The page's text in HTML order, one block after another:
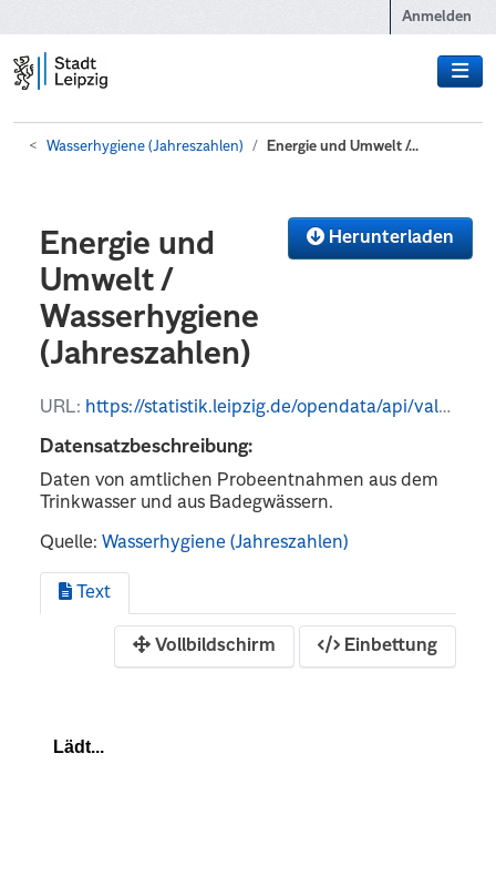
Anmelden
Wasserhygiene (Jahreszahlen) Energie und Umwelt /...
Herunterladen
Energie und
Umwelt /
Wasserhygiene
(Jahreszahlen)
URL: https://statistik.leipzig.de/opendata/api/values?kategorie_nr=13&rubrik_nr=3&periode=y&format=json
Datensatzbeschreibung:
Daten von amtlichen Probeentnahmen aus dem
Trinkwasser und aus Badegwässern.
Quelle:Wasserhygiene (Jahreszahlen)
Text
Vollbildschirm Einbettung